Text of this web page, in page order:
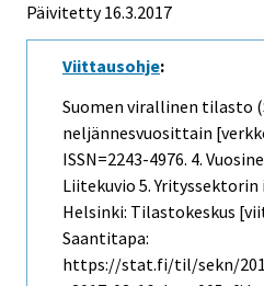
Päivitetty 16.3.2017
Viittausohje:
Suomen virallinen tilasto
neljännesvuosittain
ISSN=2243-4976. 4.
Liitekuvio 5.
Helsinki: Tilastokeskus
Saantitapa:
https://stat.fi/til/sekn/